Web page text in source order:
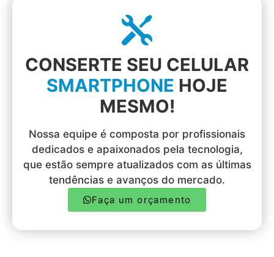
CONSERTE SEU CELULAR
SMARTPHONE HOJE
MESMO!
Nossa equipe é composta por profissionais
dedicados e apaixonados pela tecnologia,
que estão sempre atualizados com as últimas
tendências e avanços do mercado.
Faça um orçamento